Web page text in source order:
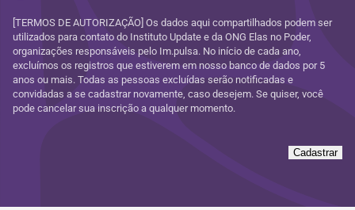
[TERMOS DE AUTORIZAÇÃO] Os dados aqui compartilhados podem ser
utilizados para contato do Instituto Update e da ONG Elas no Poder,
organizações responsáveis pelo Im.pulsa. No início de cada ano,
excluímos os registros que estiverem em nosso banco de dados por 5
anos ou mais. Todas as pessoas excluídas serão notificadas e
convidadas a se cadastrar novamente, caso desejem. Se quiser, você
pode cancelar sua inscrição a qualquer momento.
Cadastrar